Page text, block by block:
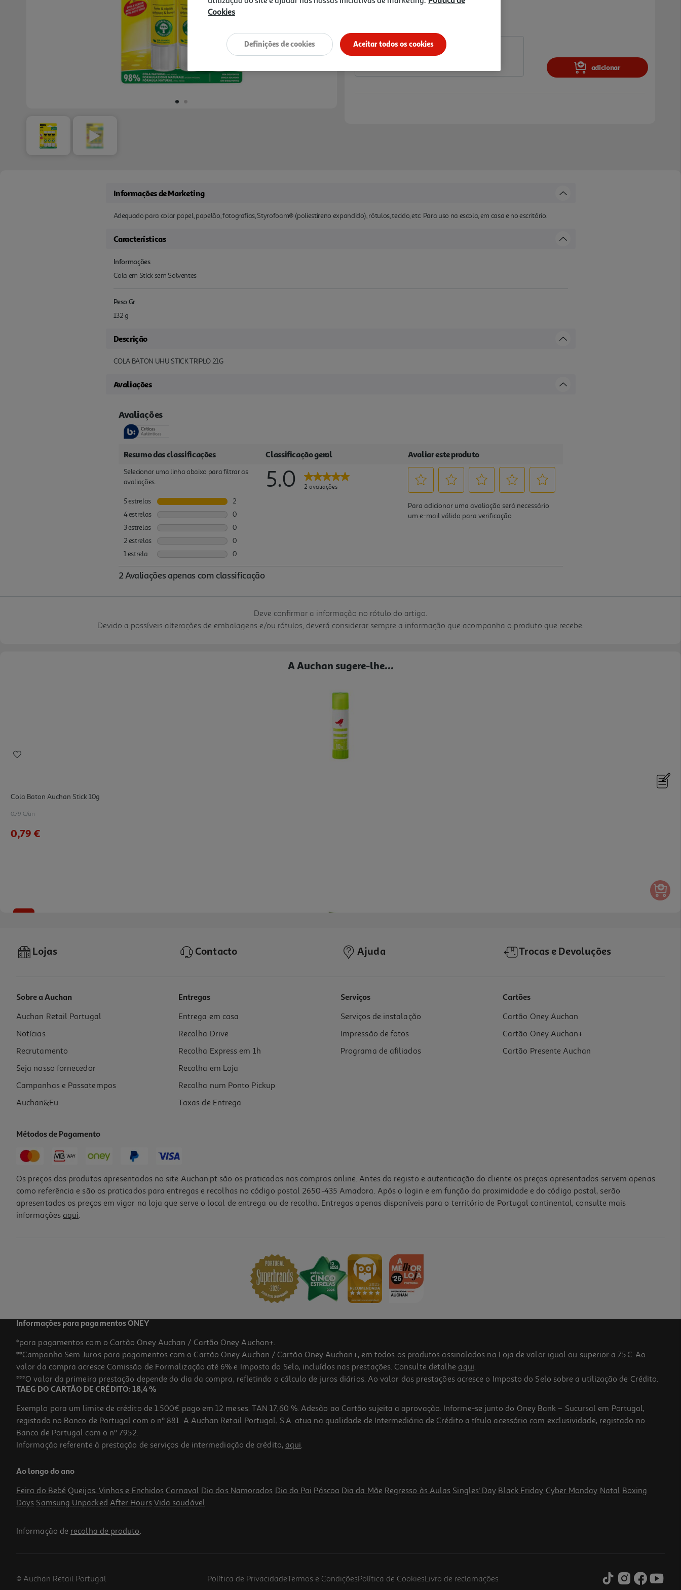
adicionar
Informações de Marketing
Adequado para colar papel, papelão, fotografias, Styrofoam® (poliestireno expandido), rótulos, tecido, etc. Para uso na escola, em casa e no escritório.
Características
Informações
Cola em Stick sem Solventes
Peso Gr
132 g
Descrição
COLA BATON UHU STICK TRIPLO 21G
Avaliações
Deve confirmar a informação no rótulo do artigo.
Devido a possíveis alterações de embalagens e/ou rótulos, deverá considerar sempre a informação que acompanha o produto que recebe.
A Auchan sugere-lhe...
Cola Baton Auchan Stick 10g
0.79 €/un
0,79 €
Conjunto De 3 Tubos De Cola Baton Auchan 21g
2.99 €/un
2,99 €
-16%
-43%
1.99 €/un
Price reduced from
3,49 €
1,99 €
Promoção
-35%
Lojas Contacto Ajuda Trocas e Devoluções
Sobre a Auchan
Auchan Retail Portugal
Notícias
Recrutamento
Seja nosso fornecedor
Campanhas e Passatempos
Auchan&Eu
Entregas
Entrega em casa
Recolha Drive
Recolha Express em 1h
Recolha em Loja
Recolha num Ponto Pickup
Taxas de Entrega
Serviços
Serviços de instalação
Impressão de fotos
Programa de afiliados
Cartões
Cartão Oney Auchan
Cartão Oney Auchan+
Cartão Presente Auchan
Métodos de Pagamento
Os preços dos produtos apresentados no site Auchan.pt são os praticados nas compras online. Antes do registo e autenticação do cliente os preços apresentados servem apenas
como referência e são os praticados para entregas e recolhas no código postal 2650-435 Amadora. Após o login e em função da proximidade e do código postal, serão
apresentados os preços em vigor na loja que serve o local de entrega ou de recolha. Entregas apenas disponíveis para o território de Portugal continental, consulte mais
informações aqui.
Informações para pagamentos ONEY
*para pagamentos com o Cartão Oney Auchan / Cartão Oney Auchan+.
**Campanha Sem Juros para pagamentos com o Cartão Oney Auchan / Cartão Oney Auchan+, em todos os produtos assinalados na Loja de valor igual ou superior a 75€. Ao
valor da compra acresce Comissão de Formalização até 6% e Imposto do Selo, incluídos nas prestações. Consulte detalhe aqui.
***O valor da primeira prestação depende do dia da compra, refletindo o cálculo de juros diários. Ao valor das prestações acresce o Imposto do Selo sobre a utilização de Crédito.
TAEG DO CARTÃO DE CRÉDITO: 18,4 %
Exemplo para um limite de crédito de 1.500€ pago em 12 meses. TAN 17,60 %. Adesão ao Cartão sujeita a aprovação. Informe-se junto do Oney Bank – Sucursal em Portugal,
registado no Banco de Portugal com o nº 881. A Auchan Retail Portugal, S.A. atua na qualidade de Intermediário de Crédito a título acessório com exclusividade, registado no
Banco de Portugal com o nº 7952.
Informação referente à prestação de serviços de intermediação de crédito, aqui.
Ao longo do ano
Feira do Bebé Queijos, Vinhos e Enchidos Carnaval Dia dos Namorados Dia do Pai Páscoa Dia da Mãe Regresso às Aulas Singles' Day Black Friday Cyber Monday Natal Boxing
Days Samsung Unpacked After Hours Vida saudável
Informação de recolha de produto.
Política de PrivacidadeTermos e CondiçõesPolítica de CookiesLivro de reclamações
© Auchan Retail Portugal
Cookies
Aceitar todos os cookies
Definições de cookies